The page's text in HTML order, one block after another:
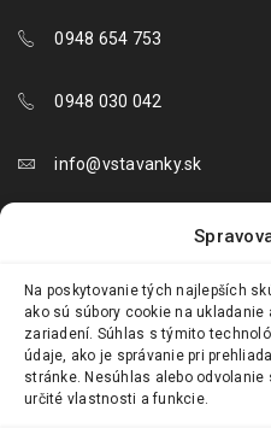
Na poskytovanie tých najlepších
ako sú súbory cookie na
zariadení. Súhlas s týmito
údaje, ako je správanie pri
stránke. Nesúhlas alebo
určité vlastnosti a funkcie.
0948 654 753
0948 030 042
info@vstavanky.sk
objednavky@vstavanky.sk
reklamacie@vstavanky.sk